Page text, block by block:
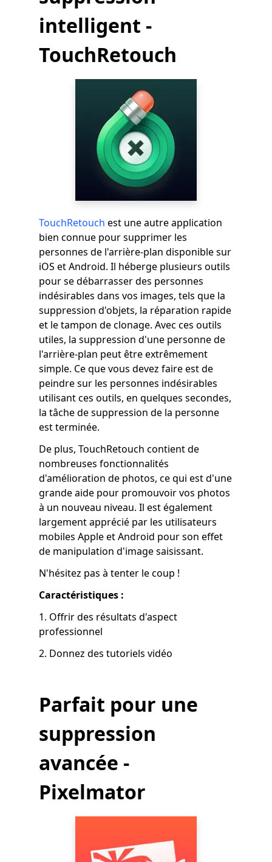
intelligent -
TouchRetouch
TouchRetouch est une autre application
bien connue pour supprimer les
personnes de l'arrière-plan disponible sur
iOS et Android. Il héberge plusieurs outils
pour se débarrasser des personnes
indésirables dans vos images, tels que la
suppression d'objets, la réparation rapide
et le tampon de clonage. Avec ces outils
utiles, la suppression d'une personne de
l'arrière-plan peut être extrêmement
simple. Ce que vous devez faire est de
peindre sur les personnes indésirables
utilisant ces outils, en quelques secondes,
la tâche de suppression de la personne
est terminée.
De plus, TouchRetouch contient de
nombreuses fonctionnalités
d'amélioration de photos, ce qui est d'une
grande aide pour promouvoir vos photos
à un nouveau niveau. Il est également
largement apprécié par les utilisateurs
mobiles Apple et Android pour son effet
de manipulation d'image saisissant.
N'hésitez pas à tenter le coup !
Caractéristiques :
1. Offrir des résultats d'aspect
professionnel
2. Donnez des tutoriels vidéo
Parfait pour une
suppression
avancée -
Pixelmator